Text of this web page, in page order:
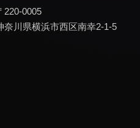
220-0005
奈川県横浜市西区南幸2-1-5